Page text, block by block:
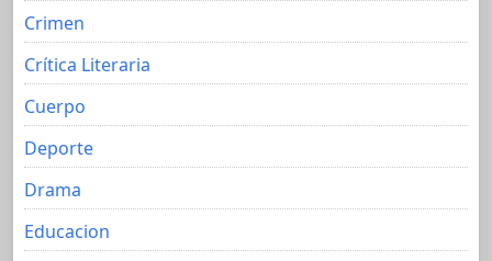
Crimen
Crítica Literaria
Cuerpo
Deporte
Drama
Educacion